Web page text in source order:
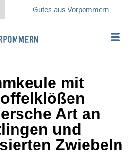
Gutes aus Vorpommern
mit
Art an
und
Zwiebeln